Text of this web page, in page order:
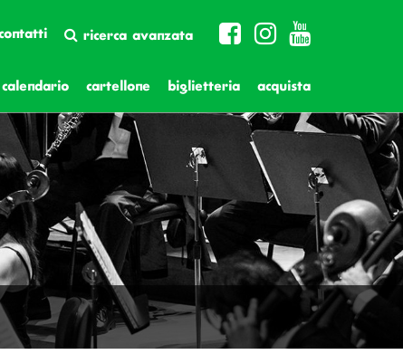
ricerca avanzata
calendario cartellone biglietteria acquista